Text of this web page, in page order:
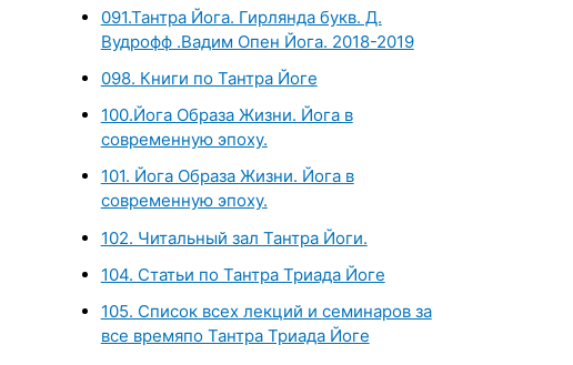
091.Тантра Йога. Гирлянда букв. Д.
Вудрофф .Вадим Опен Йога. 2018-2019
098. Книги по Тантра Йоге
100.Йога Образа Жизни. Йога в
современную эпоху.
101. Йога Образа Жизни. Йога в
современную эпоху.
102. Читальный зал Тантра Йоги.
104. Статьи по Тантра Триада Йоге
105. Список всех лекций и семинаров за
все времяпо Тантра Триада Йоге